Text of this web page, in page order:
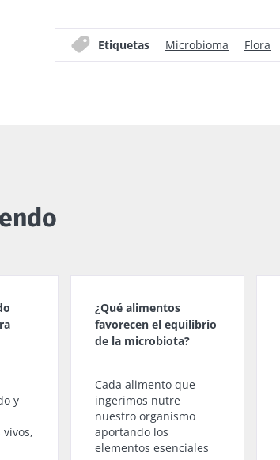
Etiquetas Microbioma Flora
y
¿Qué alimentos
favorecen el equilibrio
de la microbiota?
Cada alimento que
ingerimos nutre
nuestro organismo
aportando los
elementos esenciales